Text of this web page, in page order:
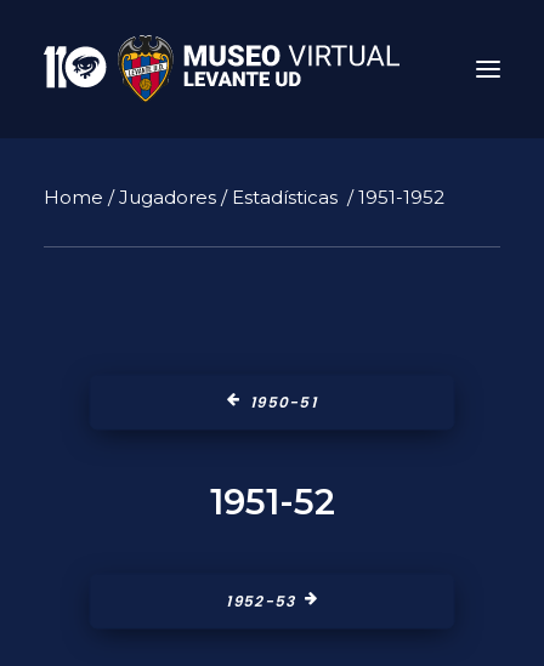
Home /Jugadores / Estadísticas / 1951-1952
1950-51
1951-52
1952-53